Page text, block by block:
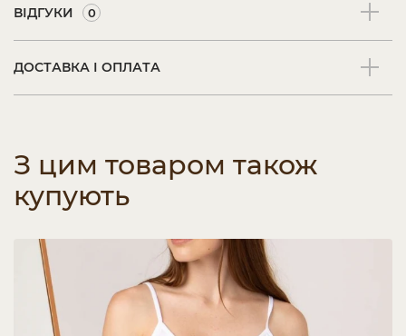
ВІДГУКИ 0
ДОСТАВКА І ОПЛАТА
З цим товаром також
купують